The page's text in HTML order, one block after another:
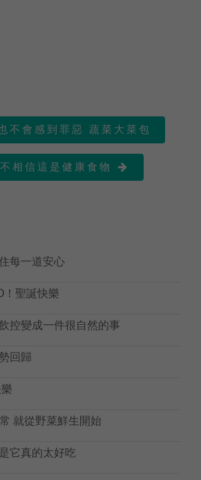
不會感到罪惡 蔬菜大菜包
相信這是健康食物 
每一道安心
！聖誕快樂
控變成一件很自然的事
回歸
就從野菜鮮生開始
它真的太好吃